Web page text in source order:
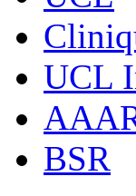
UCL
BSR